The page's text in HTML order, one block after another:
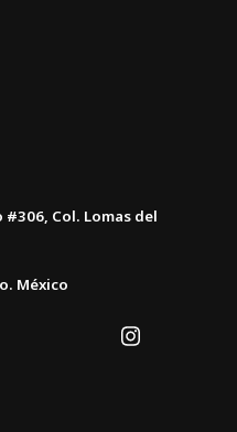
Col. Lomas del
México